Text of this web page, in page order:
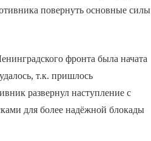
повернуть основные силы
фронта была начата
т.к. пришлось
развернул наступление с
для более надёжной блокады